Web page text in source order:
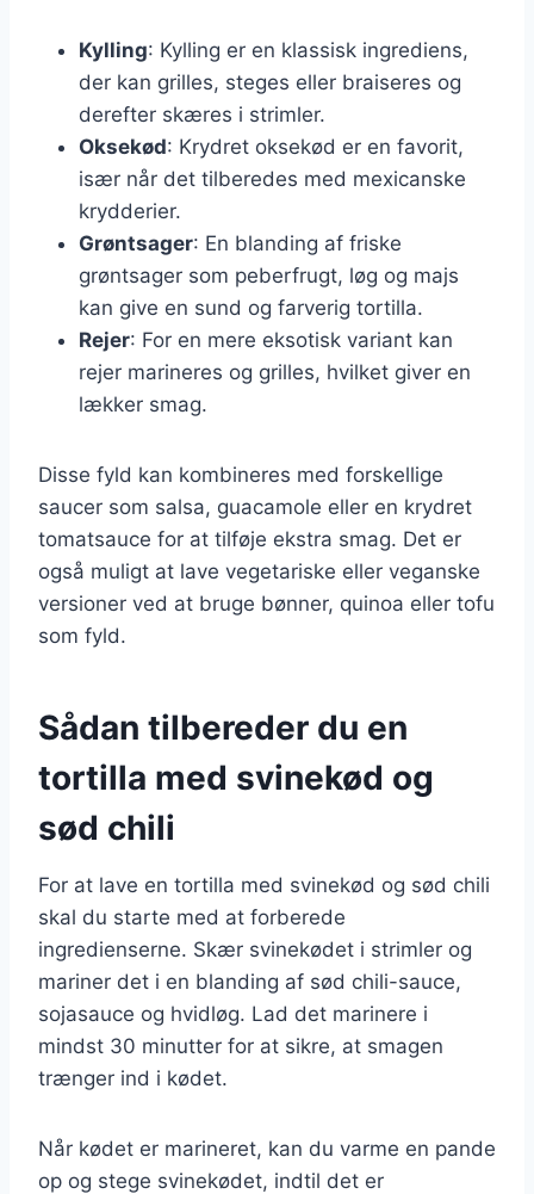
Kylling: Kylling er en klassisk ingrediens,
der kan grilles, steges eller braiseres og
derefter skæres i strimler.
Oksekød: Krydret oksekød er en favorit,
især når det tilberedes med mexicanske
krydderier.
Grøntsager: En blanding af friske
grøntsager som peberfrugt, løg og majs
kan give en sund og farverig tortilla.
Rejer: For en mere eksotisk variant kan
rejer marineres og grilles, hvilket giver en
lækker smag.
Disse fyld kan kombineres med forskellige
saucer som salsa, guacamole eller en krydret
tomatsauce for at tilføje ekstra smag. Det er
også muligt at lave vegetariske eller veganske
versioner ved at bruge bønner, quinoa eller tofu
som fyld.
Sådan tilbereder du en
tortilla med svinekød og
sød chili
For at lave en tortilla med svinekød og sød chili
skal du starte med at forberede
ingredienserne. Skær svinekødet i strimler og
mariner det i en blanding af sød chili-sauce,
sojasauce og hvidløg. Lad det marinere i
mindst 30 minutter for at sikre, at smagen
trænger ind i kødet.
Når kødet er marineret, kan du varme en pande
op og stege svinekødet, indtil det er